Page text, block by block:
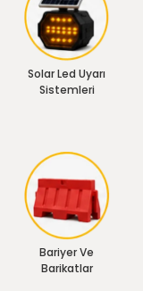
Solar Led Uyarı
Sistemleri
Bariyer Ve
Barikatlar